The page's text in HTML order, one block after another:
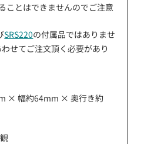
ことはできませんのでご注意
SRS220の付属品ではありませ
せてご注文頂く必要があり
× 幅約64mm × 奥行き約